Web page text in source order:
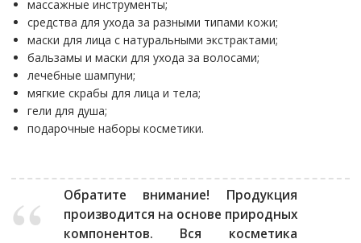
массажные инструменты;
средства для ухода за разными типами кожи;
маски для лица с натуральными экстрактами;
бальзамы и маски для ухода за волосами;
лечебные шампуни;
мягкие скрабы для лица и тела;
гели для душа;
подарочные наборы косметики.
Обратите внимание! Продукция
производится на основе природных
компонентов. Вся косметика